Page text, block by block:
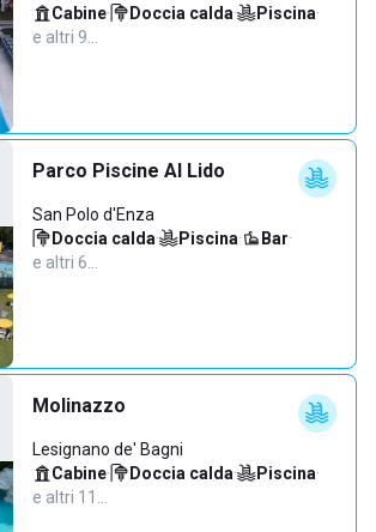
Cabine· Doccia calda· Piscina·
e altri 9…
Parco Piscine Al Lido
San Polo d'Enza
Doccia calda· Piscina· Bar·
e altri 6…
Molinazzo
Lesignano de' Bagni
Cabine· Doccia calda· Piscina·
e altri 11…